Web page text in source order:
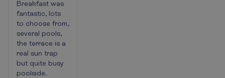
Breakfast was
fantastic, lots
to choose from,
several pools,
the terrace is a
real sun trap
but quite busy
poolside.